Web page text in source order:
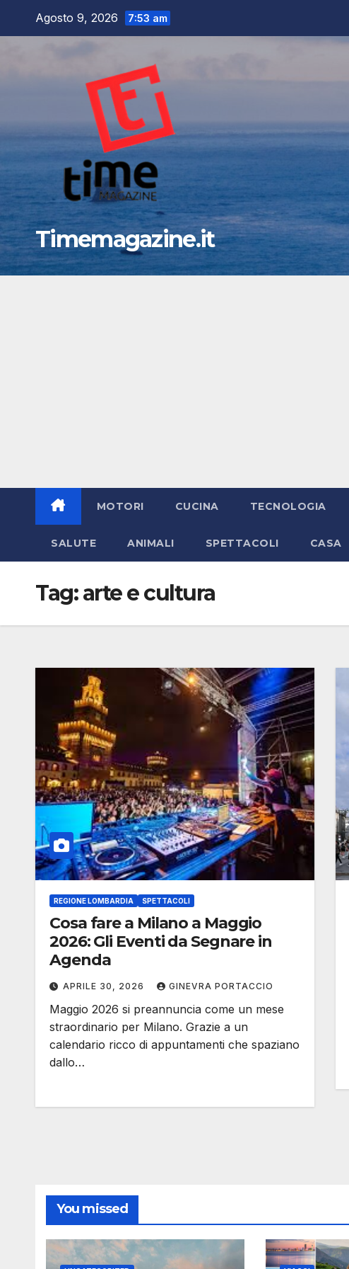
Agosto 9, 2026 7:53 am
Timemagazine.it
MOTORI CUCINA TECNOLOGIA
SALUTE ANIMALI SPETTACOLI CASA
Tag:arte e cultura
REGIONE LOMBARDIA SPETTACOLI
Cosa fare a Milano a Maggio
2026: Gli Eventi da Segnare in
Agenda
APRILE 30, 2026 GINEVRA PORTACCIO
Maggio 2026 si preannuncia come un mese
straordinario per Milano. Grazie a un
calendario ricco di appuntamenti che spaziano
dallo…
You missed